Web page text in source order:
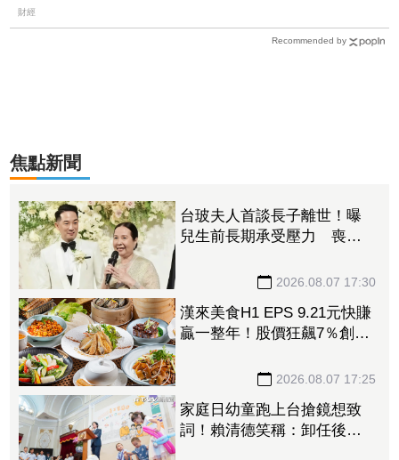
財經
Recommended by
焦點新聞
台玻夫人首談長子離世！曝
兒生前長期承受壓力 喪子
2026.08.07 17:30
漢來美食H1 EPS 9.21元快賺
贏一整年！股價狂飆7％創3
2026.08.07 17:25
家庭日幼童跑上台搶鏡想致
詞！賴清德笑稱：卸任後再